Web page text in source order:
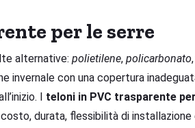
per le serre
alternative: polietilene, policarbonato
invernale con una copertura
I teloni in PVC trasparente per
durata, flessibilità di installazione